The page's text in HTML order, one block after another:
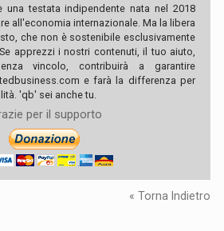
una testata indipendente nata nel 2018
all'economia internazionale. Ma la libera
che non è sostenibile esclusivamente
apprezzi i nostri contenuti, il tuo aiuto,
vincolo, contribuirà a garantire
e farà la differenza per
'qb' sei anche tu.
per il supporto
« Torna Indietro